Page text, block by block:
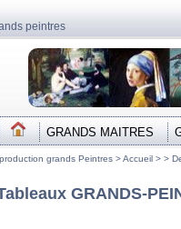
peintres
GRANDS MAITRES
grands Peintres >Accueil > >
GRANDS-